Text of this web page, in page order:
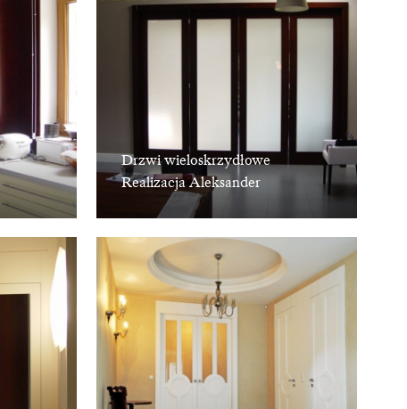
Drzwi wieloskrzydłowe
Realizacja Aleksander